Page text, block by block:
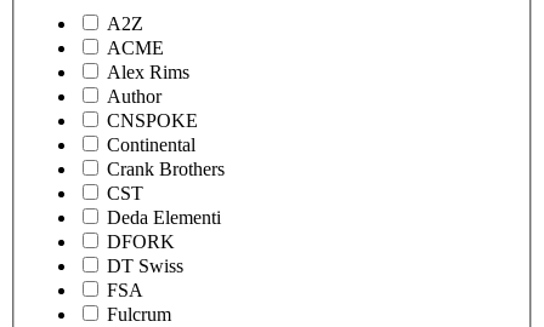
A2Z
ACME
Alex Rims
Author
CNSPOKE
Continental
Crank Brothers
CST
Deda Elementi
DFORK
DT Swiss
FSA
Fulcrum